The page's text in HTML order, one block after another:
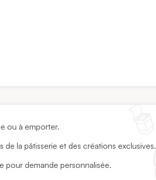
ou à emporter.
la pâtisserie et des créations exclusives.
pour demande personnalisée.